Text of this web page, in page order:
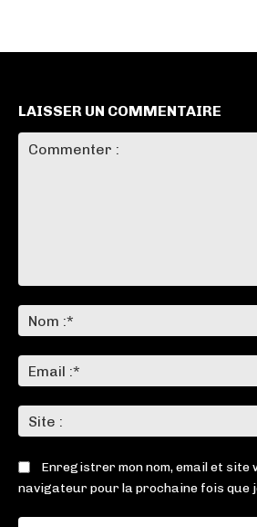
LAISSER UN COMMENTAIRE
Enregistrer mon nom, email et site
navigateur pour la prochaine fois que